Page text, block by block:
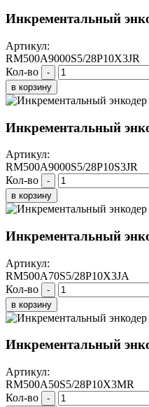
Инкрементальный
Артикул:
RM500A9000S5/28P10X3JR
Кол-во
-
в корзину
Инкрементальный
Артикул:
RM500A9000S5/28P10S3JR
Кол-во
-
в корзину
Инкрементальный
Артикул:
RM500A70S5/28P10X3JA
Кол-во
-
в корзину
Инкрементальный
Артикул:
RM500A50S5/28P10X3MR
Кол-во
-